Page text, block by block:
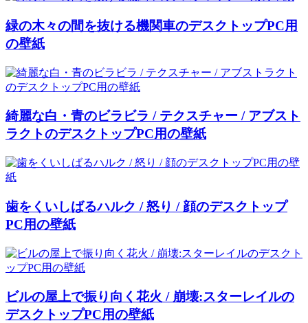
緑の木々の間を抜ける機関車のデスクトップPC用
の壁紙
綺麗な白・青のビラビラ / テクスチャー / アブスト
ラクトのデスクトップPC用の壁紙
歯をくいしばるハルク / 怒り / 顔のデスクトップ
PC用の壁紙
ビルの屋上で振り向く花火 / 崩壊:スターレイルの
デスクトップPC用の壁紙